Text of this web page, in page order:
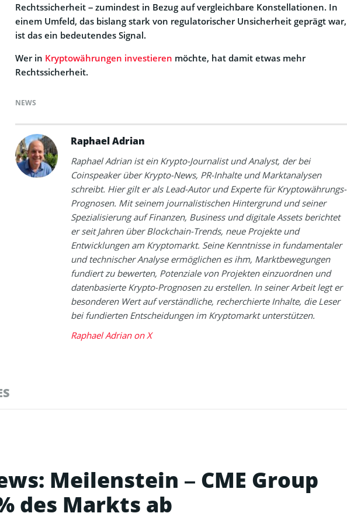
Rechtssicherheit – zumindest in Bezug auf vergleichbare Konstellationen. In
einem Umfeld, das bislang stark von regulatorischer Unsicherheit geprägt war,
ist das ein bedeutendes Signal.
Wer in Kryptowährungen investieren möchte, hat damit etwas mehr
Rechtssicherheit.
NEWS
Raphael Adrian
Raphael Adrian ist ein Krypto-Journalist und Analyst, der bei
Coinspeaker über Krypto-News, PR-Inhalte und Marktanalysen
schreibt. Hier gilt er als Lead-Autor und Experte für Kryptowährungs-
Prognosen. Mit seinem journalistischen Hintergrund und seiner
Spezialisierung auf Finanzen, Business und digitale Assets berichtet
er seit Jahren über Blockchain-Trends, neue Projekte und
Entwicklungen am Kryptomarkt. Seine Kenntnisse in fundamentaler
und technischer Analyse ermöglichen es ihm, Marktbewegungen
fundiert zu bewerten, Potenziale von Projekten einzuordnen und
datenbasierte Krypto-Prognosen zu erstellen. In seiner Arbeit legt er
besonderen Wert auf verständliche, recherchierte Inhalte, die Leser
bei fundierten Entscheidungen im Kryptomarkt unterstützen.
Raphael Adrian on X
Meilenstein – CME Group
des Markts ab